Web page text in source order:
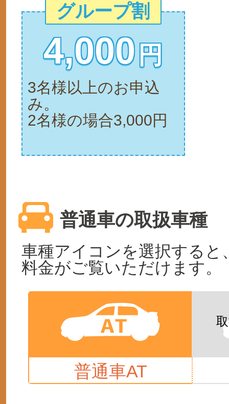
グループ割
4,000 円
3名様以上のお申込
み。
2名様の場合3,000円
普通車の取扱車種
車種アイコンを選択すると
料金がご覧いただけます。
普通車AT